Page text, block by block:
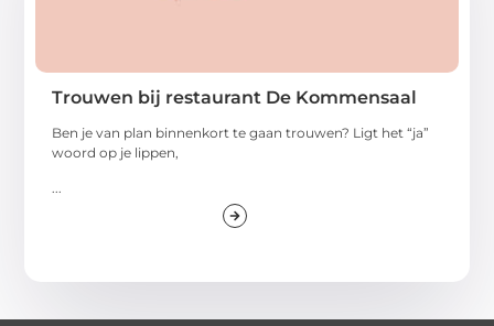
Trouwen bij restaurant De Kommensaal
Ben je van plan binnenkort te gaan trouwen? Ligt het “ja”
woord op je lippen,
...